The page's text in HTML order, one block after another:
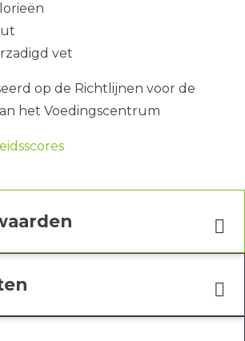
vet
op de Richtlijnen voor de
het Voedingscentrum